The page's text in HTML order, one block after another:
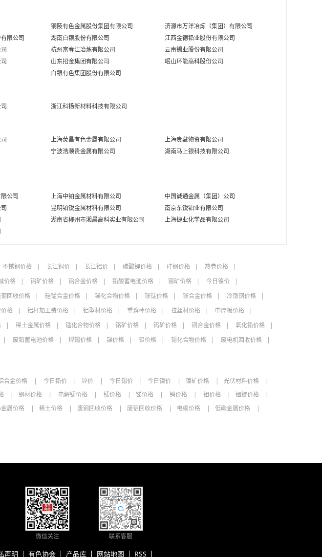
元/克
登录
未登录
铜陵有色金属股份集团有限公司
济源市万洋冶炼（集团）有限公司
限公司 湖南白银股份有限公司
江西金德铅业股份有限公司
杭州富春江冶炼有限公司
云南锡业股份有限公司
山东招金集团有限公司
岷山环能高科股份公司
白银有色集团股份有限公司
浙江科扬新材料科技有限公司
上海荧昌有色金属有限公司
上海贵藏物资有限公司
宁波浩顺贵金属有限公司
湖南马上银科技有限公司
公司 上海中铂金属材料有限公司
中国诚通金属（集团）公司
昆明铂锐金属材料有限公司
南京东锐铂业有限公司
湖南省郴州市湘晨高科实业有限公司
上海捷业化学品有限公司
不锈钢价格 长江铜价 长江铝价 碳酸锂价格 硅钢价格
热卷价格
价格 铝矿价格 铝合金价格 铅酸蓄电池价格 锡矿价格
今日镍价
回收价格 硅锰合金价格 锑化合物价格 镁锭价格 镁合金价格
冷镦钢价格
格 铝杆加工费价格 铝型材价格 重熔棒价格 拉丝材价格
中厚板价格
稀土金属价格 锰化合物价格 铬矿价格 钨矿价格 铜合金价格
氧化铅价格
废铅蓄电池价格 焊锡价格 锑价格 钼价格 锡化合物价格
废电机回收价格
合金价格 今日铅价 锌价 今日锡价 今日镍价 镍矿价格
光伏材料价格
钢材价格 电解锰价格 锰价格 锑价格 钨价格 钼价格
铟锭价格
属价格 稀土价格 废铜回收价格 废铝回收价格 电缆价格
低碳金属价格
微信关注 联系客服
声明 有色协会 产品库 网站地图 RSS